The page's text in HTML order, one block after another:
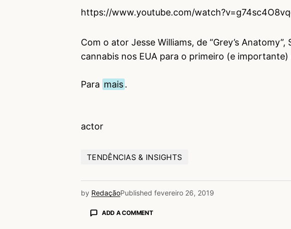
https://www.youtube.com/
Com o ator Jesse Williams, de “Grey’s
cannabis nos EUA para o primeiro (e
Para mais.
actor
TENDÊNCIAS & INSIGHTS
by RedaçãoPublished fevereiro 26, 2019
ADD A COMMENT